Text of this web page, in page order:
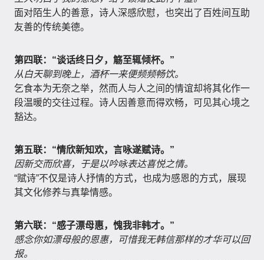
面对陌生人的善意，诗人深感欣慰，也突出了百姓间互助
友善的传统美德。
第四联：“谈话终日夕，觞至辄倾杯。”
从白天聊到晚上，酒杯一来便频频畅饮。
乞食本为无奈之举，然而人与人之间的情谊却将其化作一
段温暖的交往过程。诗人因善意而得欢畅，可见其心境之
豁达。
第五联：“情欣新知欢，言咏遂赋诗。”
因新交而欣喜，于是以吟咏表达喜悦之情。
“赋诗”不仅是诗人抒情的方式，也成为感恩的方式，展现
其文化修养与真挚情感。
第六联：“感子漂母惠，愧我非韩才。”
感念你如漂母般的恩惠，可惜我无韩信那样的才华可以回
报。